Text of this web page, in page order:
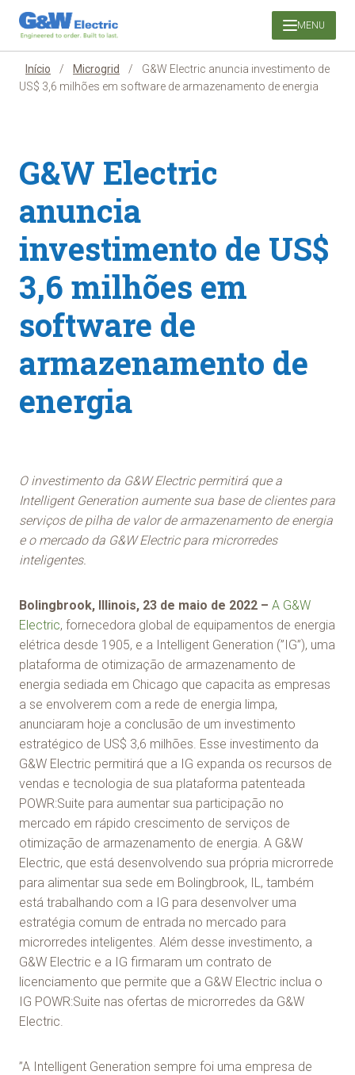
Pular
para
o
conteúdo
MENU
Início / Microgrid /
G&W Electric anuncia investimento de
US$ 3,6 milhões em software de armazenamento de energia
G&W Electric
anuncia
investimento de US$
3,6 milhões em
software de
armazenamento de
energia
O investimento da G&W Electric permitirá que a
Intelligent Generation aumente sua base de clientes para
serviços de pilha de valor de armazenamento de energia
e o mercado da G&W Electric para microrredes
inteligentes.
Bolingbrook, Illinois, 23 de maio de 2022 – A G&W
Electric, fornecedora global de equipamentos de energia
elétrica desde 1905, e a Intelligent Generation (”IG”), uma
plataforma de otimização de armazenamento de
energia sediada em Chicago que capacita as empresas
a se envolverem com a rede de energia limpa,
anunciaram hoje a conclusão de um investimento
estratégico de US$ 3,6 milhões. Esse investimento da
G&W Electric permitirá que a IG expanda os recursos de
vendas e tecnologia de sua plataforma patenteada
POWR:Suite para aumentar sua participação no
mercado em rápido crescimento de serviços de
otimização de armazenamento de energia. A G&W
Electric, que está desenvolvendo sua própria microrrede
para alimentar sua sede em Bolingbrook, IL, também
está trabalhando com a IG para desenvolver uma
estratégia comum de entrada no mercado para
microrredes inteligentes. Além desse investimento, a
G&W Electric e a IG firmaram um contrato de
licenciamento que permite que a G&W Electric inclua o
IG POWR:Suite nas ofertas de microrredes da G&W
Electric.
”A Intelligent Generation sempre foi uma empresa de